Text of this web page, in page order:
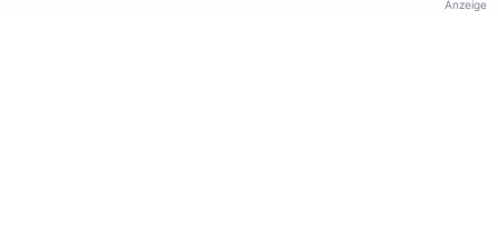
Anzeige